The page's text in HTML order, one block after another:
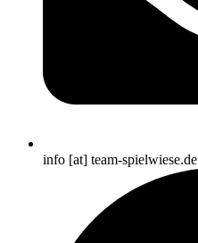
info [at] team-spielwiese.de